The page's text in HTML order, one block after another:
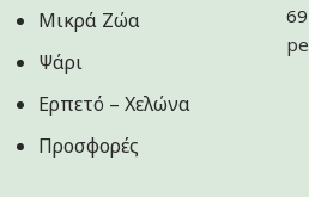
Μικρά Ζώα
Ψάρι
Ερπετό – Χελώνα
Προσφορές